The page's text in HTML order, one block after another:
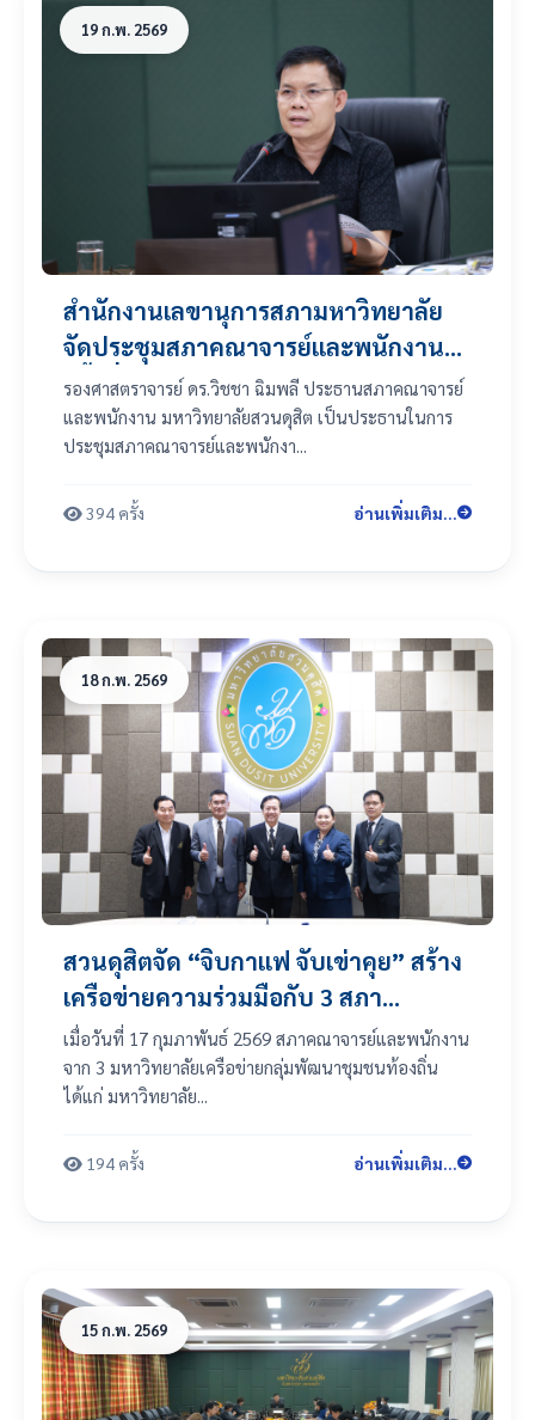
19 ก.พ. 2569
สำนักงานเลขานุการสภามหาวิทยาลัย
จัดประชุมสภาคณาจารย์และพนักงาน
ครั้งที่ 2(7)/2569
รองศาสตราจารย์ ดร.วิชชา ฉิมพลี ประธานสภาคณาจารย์
และพนักงาน มหาวิทยาลัยสวนดุสิต เป็นประธานในการ
ประชุมสภาคณาจารย์และพนักงา...
394 ครั้ง อ่านเพิ่มเติม...
18 ก.พ. 2569
สวนดุสิตจัด “จิบกาแฟ จับเข่าคุย” สร้าง
เครือข่ายความร่วมมือกับ 3 สภา
คณาจารย์และพนักงานมหาวิทยาลัย
(มศว. มบส. และ มสด.)
เมื่อวันที่ 17 กุมภาพันธ์ 2569 สภาคณาจารย์และพนักงาน
จาก 3 มหาวิทยาลัยเครือข่ายกลุ่มพัฒนาชุมชนท้องถิ่น
ได้แก่ มหาวิทยาลัย...
194 ครั้ง อ่านเพิ่มเติม...
15 ก.พ. 2569